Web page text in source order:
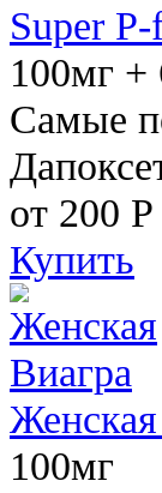
Super
100мг +
Самые
от 200 Р
Купить
100мг